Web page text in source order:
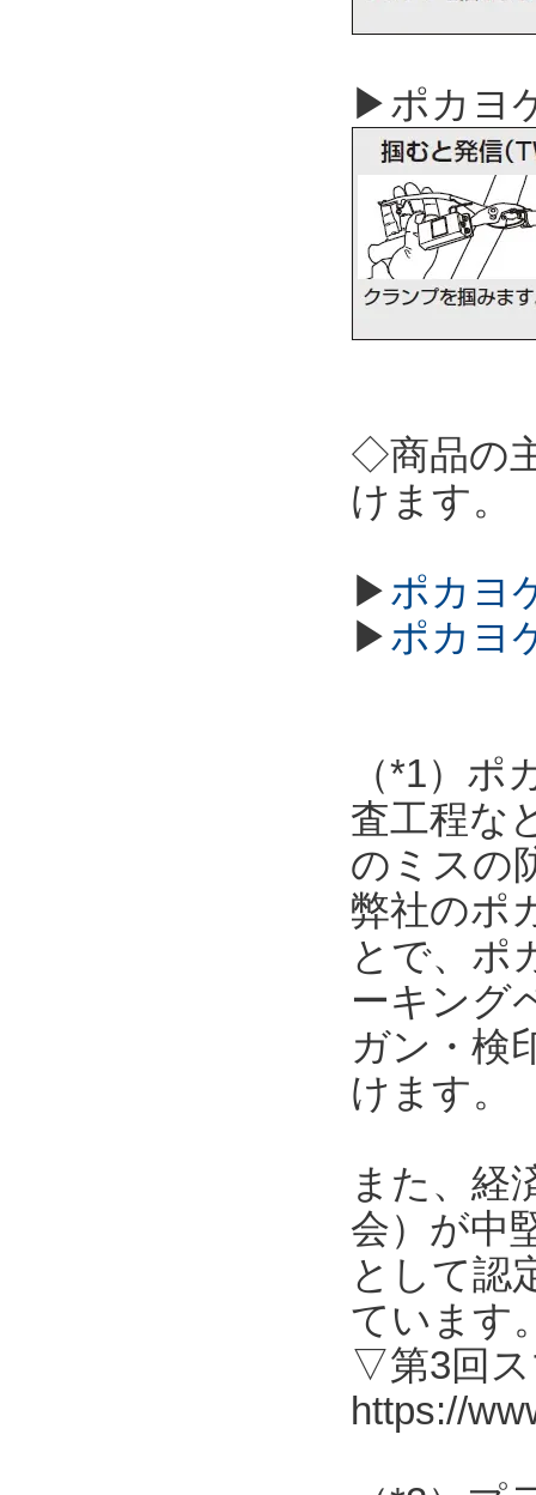
▶ポカヨ
◇商品の
けます。
▶ポカヨ
▶ポカヨ
（*1）
査工程な
のミスの
弊社のポ
とで、ポ
ーキング
ガン・検
けます。
また、経
会）が中
として認
ています
▽第3回ス
https://